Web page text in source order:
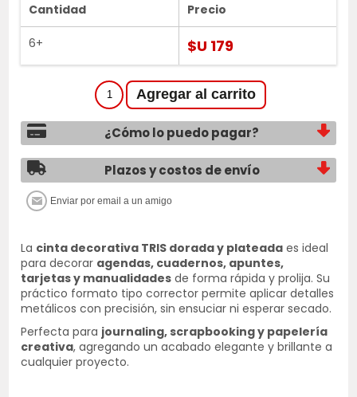
Cantidad
6+
Precio
$U 179
¿Cómo lo puedo pagar?
Plazos y costos de envío
La cinta decorativa TRIS dorada y plateada es ideal
para decorar agendas, cuadernos, apuntes,
tarjetas y manualidades de forma rápida y prolija. Su
práctico formato tipo corrector permite aplicar detalles
metálicos con precisión, sin ensuciar ni esperar secado.
Perfecta para journaling, scrapbooking y papelería
creativa, agregando un acabado elegante y brillante a
cualquier proyecto.